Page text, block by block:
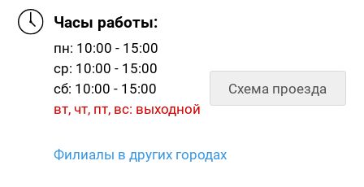
Часы работы:
пн: 10:00 - 15:00
ср: 10:00 - 15:00
сб: 10:00 - 15:00
вт, чт, пт, вс: выходной
Схема проезда
Филиалы в других городах